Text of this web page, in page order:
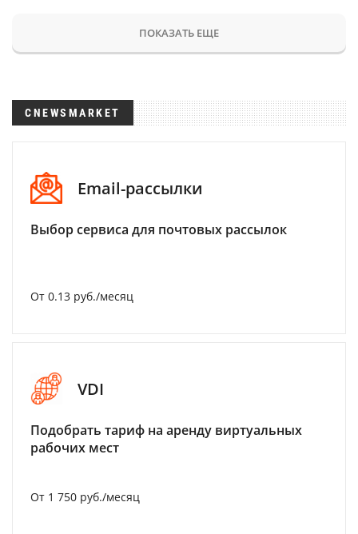
ПОКАЗАТЬ ЕЩЕ
CNEWSMARKET
Email-рассылки
Выбор сервиса для почтовых рассылок
От 0.13 руб./месяц
VDI
Подобрать тариф на аренду виртуальных
рабочих мест
От 1 750 руб./месяц